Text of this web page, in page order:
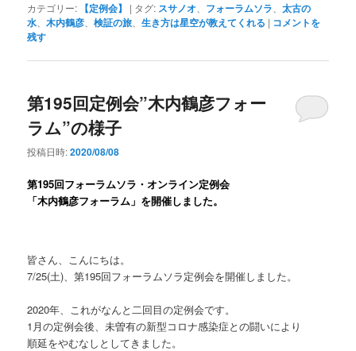
カテゴリー: 【定例会】 | タグ: スサノオ フォーラムソラ 、太古の
水 、木内鶴彦 、検証の旅 、生き方は星空が教えてくれる | コメントを
残す
第195回定例会”木内鶴彦フォー
ラム”の様子
投稿日時:2020/08/08
第195回フォーラムソラ・オンライン定例会
「木内鶴彦フォーラム 」を開催しました。
皆さん、こんにちは。
7/25(土)、第195回フォーラムソラ定例会を開催しました。
2020年、これがなんと二回目の定例会です。
1月の定例会後、未曽有の新型コロナ感染症との闘いにより
順延をやむなしとしてきました。